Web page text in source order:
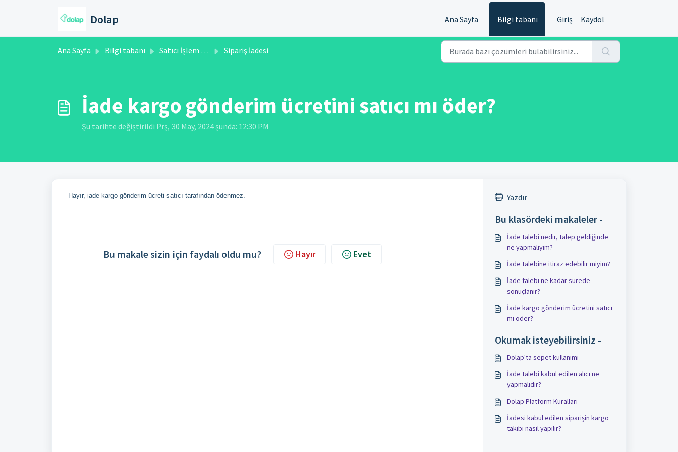
Dolap Ana Sayfa Bilgi tabanı Giriş Kaydol
Ana Sayfa Bilgi tabanı Satıcı İşlem Rehberi Sipariş İadesi
İade kargo gönderim ücretini satıcı mı öder?
Şu tarihte değiştirildi Prş, 30 May, 2024 şunda: 12:30 PM
Hayır, iade kargo gönderim ücreti satıcı tarafından ödenmez.
Bu makale sizin için faydalı oldu mu? Hayır Evet
Yazdır
Bu klasördeki makaleler -
İade talebi nedir, talep geldiğinde
ne yapmalıyım?
İade talebine itiraz edebilir miyim?
İade talebi ne kadar sürede
sonuçlanır?
İade kargo gönderim ücretini satıcı
mı öder?
Okumak isteyebilirsiniz -
Dolap'ta sepet kullanımı
İade talebi kabul edilen alıcı ne
yapmalıdır?
Dolap Platform Kuralları
İadesi kabul edilen siparişin kargo
takibi nasıl yapılır?